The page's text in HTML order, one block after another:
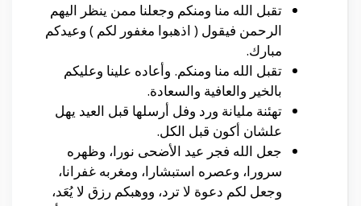
تقبل الله منا ومنكم وجعلنا ممن ينظر اليهم
الرحمن فيقول ( اذهبوا مغفور لكم ) وعيدكم
مبارك.
تقبل الله منا ومنكم. وأعاده علينا وعليكم
بالخير والعافية والسعادة.
تهئنة مليانة ورد وفل أرسلها قبل العيد يهل
علشان أكون قبل الكل.
جعل الله فجر عيد الأضحى نورا، وظهره
سرورا، وعصره استبشارا، ومغربه غفرانا،
وجعل لكم دعوة لا ترد، ووهبكم رزق لا يُعَد،